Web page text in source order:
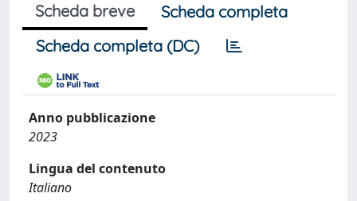
Scheda breve
Scheda completa
Scheda completa (DC)
Anno pubblicazione
2023
Lingua del contenuto
Italiano